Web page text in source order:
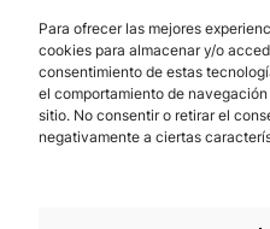
Para ofrecer las mejores
cookies para almacenar y/o
consentimiento de estas
el comportamiento de
sitio. No consentir o retirar el
negativamente a ciertas
Los Prados, 121 – 33203 Gijón
985 185 577 –